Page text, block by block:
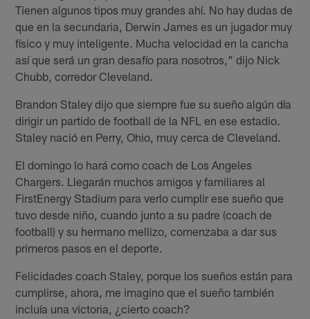
Tienen algunos tipos muy grandes ahí. No hay dudas de
que en la secundaria, Derwin James es un jugador muy
físico y muy inteligente. Mucha velocidad en la cancha
así que será un gran desafío para nosotros," dijo Nick
Chubb, corredor Cleveland.
Brandon Staley dijo que siempre fue su sueño algún día
dirigir un partido de football de la NFL en ese estadio.
Staley nació en Perry, Ohio, muy cerca de Cleveland.
El domingo lo hará como coach de Los Angeles
Chargers. Llegarán muchos amigos y familiares al
FirstEnergy Stadium para verlo cumplir ese sueño que
tuvo desde niño, cuando junto a su padre (coach de
football) y su hermano mellizo, comenzaba a dar sus
primeros pasos en el deporte.
Felicidades coach Staley, porque los sueños están para
cumplirse, ahora, me imagino que el sueño también
incluía una victoria, ¿cierto coach?